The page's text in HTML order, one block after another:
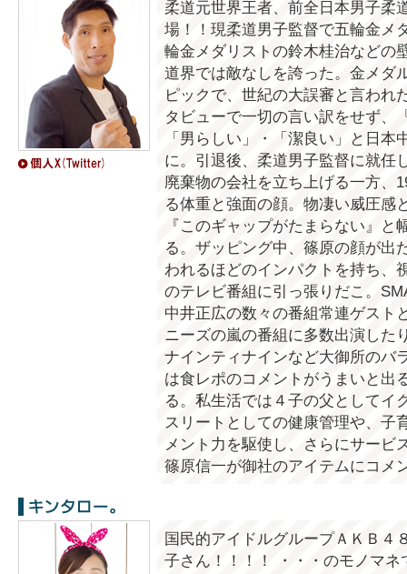
柔道元世界王者、前全日本男子柔
場！！現柔道男子監督で五輪金メ
輪金メダリストの鈴木桂治などの
道界では敵なしを誇った。金メダ
ピックで、世紀の大誤審と言われ
タビューで一切の言い訳をせず、
「男らしい」・「潔良い」と日
に。引退後、柔道男子監督に就任
廃棄物の会社を立ち上げる一方、
る体重と強面の顔。物凄い威圧感
『このギャップがたまらない』
る。ザッピング中、篠原の顔が出
われるほどのインパクトを持ち、
のテレビ番組に引っ張りだこ。
中井正広の数々の番組常連ゲスト
ニーズの嵐の番組に多数出演した
ナインティナインなど大御所のバ
は食レポのコメントがうまいと出
る。私生活では４子の父としてイ
スリートとしての健康管理や、子
メント力を駆使し、さらにサービ
篠原信一が御社のアイテムにコメ
キンタロー。
国民的アイドルグループＡＫＢ４
子さん！！！！ ・・・のモノマ